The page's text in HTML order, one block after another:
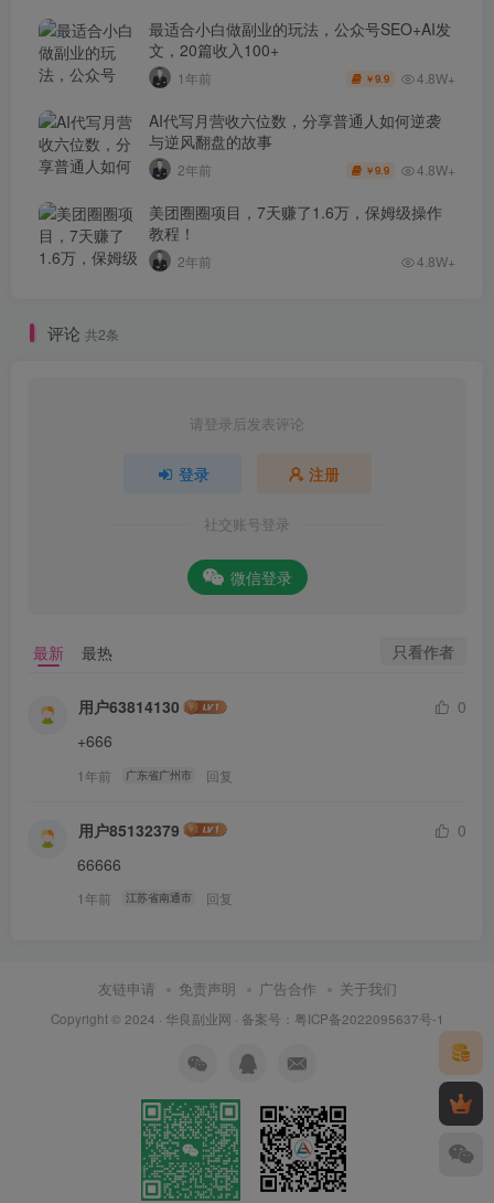
最适合小白做副业的玩法，公众号SEO+AI发
文，20篇收入100+
1年前 ￥9.9 4.8W+
AI代写月营收六位数，分享普通人如何逆袭
与逆风翻盘的故事
2年前 ￥9.9 4.8W+
美团圈圈项目，7天赚了1.6万，保姆级操作
教程！
2年前 4.8W+
评论 共2条
请登录后发表评论
登录 注册
社交账号登录
微信登录
最新 最热 只看作者
用户63814130
0
+666
1年前 广东省广州市 回复
用户85132379
0
66666
1年前 江苏省南通市 回复
友链申请 免责声明 广告合作 关于我们
Copyright © 2024 · 华良副业网 · 备案号： 粤ICP备2022095637号-1